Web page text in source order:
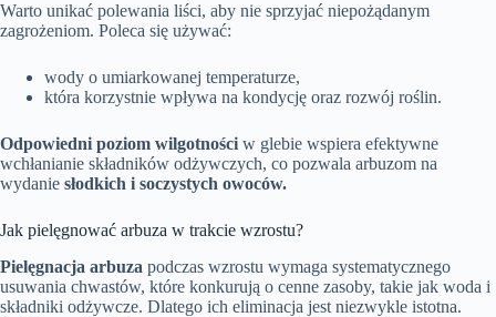
Warto unikać polewania liści, aby nie sprzyjać niepożądanym
zagrożeniom. Poleca się używać:
wody o umiarkowanej temperaturze,
która korzystnie wpływa na kondycję oraz rozwój roślin.
Odpowiedni poziom wilgotności w glebie wspiera efektywne
wchłanianie składników odżywczych, co pozwala arbuzom na
wydanie słodkich i soczystych owoców.
Jak pielęgnować arbuza w trakcie wzrostu?
Pielęgnacja arbuza podczas wzrostu wymaga systematycznego
usuwania chwastów, które konkurują o cenne zasoby, takie jak woda i
składniki odżywcze. Dlatego ich eliminacja jest niezwykle istotna.